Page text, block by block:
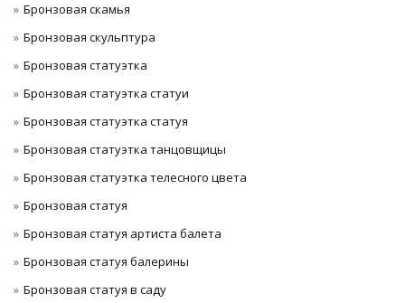
Бронзовая скамья
Бронзовая скульптура
Бронзовая статуэтка
Бронзовая статуэтка статуи
Бронзовая статуэтка статуя
Бронзовая статуэтка танцовщицы
Бронзовая статуэтка телесного цвета
Бронзовая статуя
Бронзовая статуя артиста балета
Бронзовая статуя балерины
Бронзовая статуя в саду